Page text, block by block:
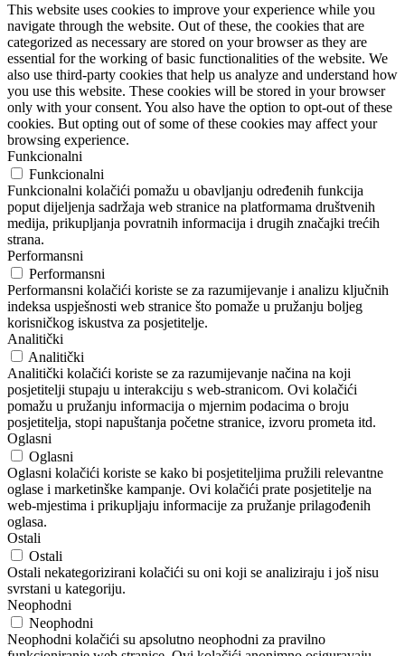
This website uses cookies to improve your experience while you
navigate through the website. Out of these, the cookies that are
categorized as necessary are stored on your browser as they are
essential for the working of basic functionalities of the website. We
also use third-party cookies that help us analyze and understand how
you use this website. These cookies will be stored in your browser
only with your consent. You also have the option to opt-out of these
cookies. But opting out of some of these cookies may affect your
browsing experience.
Funkcionalni
Funkcionalni
Funkcionalni kolačići pomažu u obavljanju određenih funkcija
poput dijeljenja sadržaja web stranice na platformama društvenih
medija, prikupljanja povratnih informacija i drugih značajki trećih
strana.
Performansni
Performansni
Performansni kolačići koriste se za razumijevanje i analizu ključnih
indeksa uspješnosti web stranice što pomaže u pružanju boljeg
korisničkog iskustva za posjetitelje.
Analitički
Analitički
Analitički kolačići koriste se za razumijevanje načina na koji
posjetitelji stupaju u interakciju s web-stranicom. Ovi kolačići
pomažu u pružanju informacija o mjernim podacima o broju
posjetitelja, stopi napuštanja početne stranice, izvoru prometa itd.
Oglasni
Oglasni
Oglasni kolačići koriste se kako bi posjetiteljima pružili relevantne
oglase i marketinške kampanje. Ovi kolačići prate posjetitelje na
web-mjestima i prikupljaju informacije za pružanje prilagođenih
oglasa.
Ostali
Ostali
Ostali nekategorizirani kolačići su oni koji se analiziraju i još nisu
svrstani u kategoriju.
Neophodni
Neophodni
Neophodni kolačići su apsolutno neophodni za pravilno